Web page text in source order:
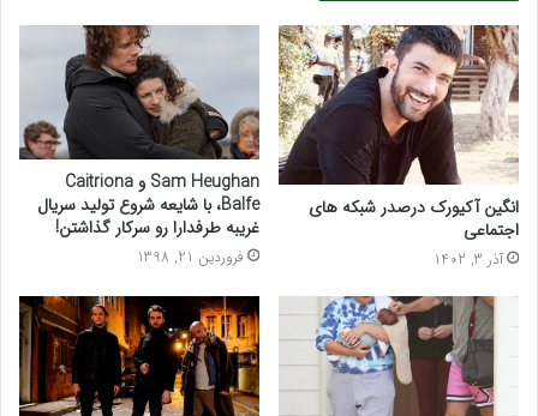
انگین آکیورک درصدر شبکه های
اجتماعی
آذر 3, 1402
Sam Heughan و Caitriona
Balfe، با شایعه شروع تولید سریال
غریبه طرفدارا رو سرکار گذاشتن!
فروردین 21, 1398